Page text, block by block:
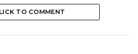
TO COMMENT